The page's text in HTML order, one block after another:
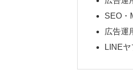
SEO・
広告運
LINE